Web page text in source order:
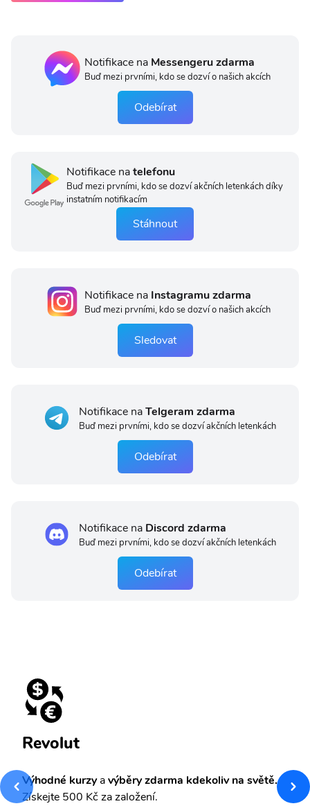
Notifikace na Messengeru zdarma
Buď mezi prvními, kdo se dozví o našich akcích
Odebírat
Notifikace natelefonu
Buď mezi prvními, kdo se dozví akčních letenkách díky
instatním notifikacím
Stáhnout
Notifikace na Instagramu zdarma
Buď mezi prvními, kdo se dozví o našich akcích
Sledovat
Notifikace naTelgeram zdarma
Buď mezi prvními, kdo se dozví akčních letenkách
Odebírat
Notifikace na Discord zdarma
Buď mezi prvními, kdo se dozví akčních letenkách
Odebírat
Revolut
Výhodné kurzyavýběry zdarma kdekoliv na světě.
Získejte 500 Kč za založení.